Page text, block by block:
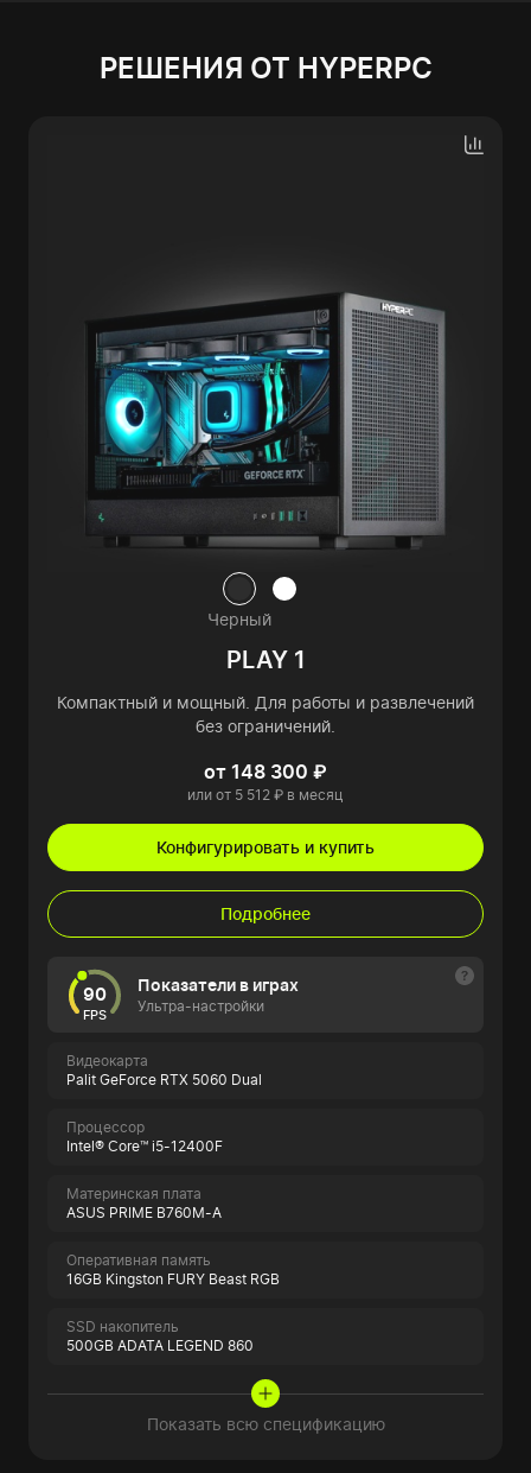
РЕШЕНИЯ ОТ HYPERPC
Черный
PLAY 1
Компактный и мощный. Для работы и развлечений
без ограничений.
от 148 300 ₽
или от 5 512 ₽ в месяц
Конфигурировать и купить
Подробнее
90
FPS
Показатели в играх
Ультра-настройки
Видеокарта
Palit GeForce RTX 5060 Dual
Процессор
Intel® Core™ i5-12400F
Материнская плата
ASUS PRIME B760M-A
Оперативная память
16GB Kingston FURY Beast RGB
SSD накопитель
500GB ADATA LEGEND 860
Показать всю спецификацию